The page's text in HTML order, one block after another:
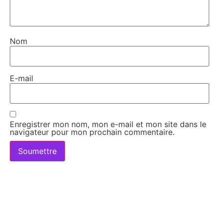
Nom
E-mail
Enregistrer mon nom, mon e-mail et mon site dans le
navigateur pour mon prochain commentaire.